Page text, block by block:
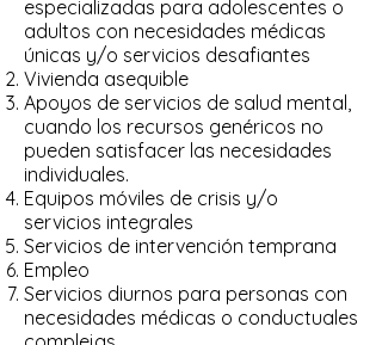
especializadas para adolescentes o
adultos con necesidades médicas
únicas y/o servicios desafiantes
Vivienda asequible
Apoyos de servicios de salud mental,
cuando los recursos genéricos no
pueden satisfacer las necesidades
individuales.
Equipos móviles de crisis y/o
servicios integrales
Servicios de intervención temprana
Empleo
Servicios diurnos para personas con
necesidades médicas o conductuales